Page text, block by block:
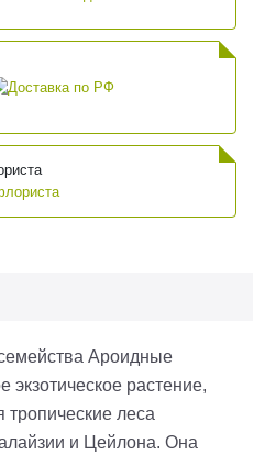
Ароидные
экзотическое растение,
тропические леса
и Цейлона. Она